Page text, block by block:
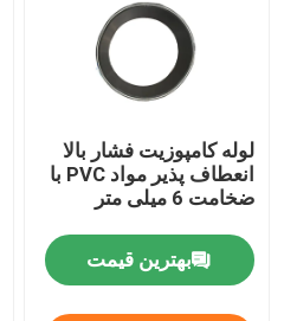
لوله کامپوزیت فشار بالا
انعطاف پذیر مواد PVC با
ضخامت 6 میلی متر
بهترین قیمت